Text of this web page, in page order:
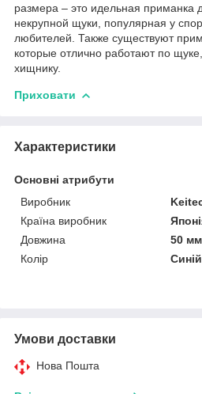
размера – это идельная приманка
некрупной щуки, популярная у
любителей. Также существуют
которые отлично работают по
хищнику.
Приховати
Характеристики
Основні атрибути
Виробник
Країна виробник
Довжина
50 мм
Колір
Синій
Умови доставки
Нова Пошта